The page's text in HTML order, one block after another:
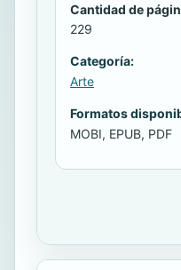
Cantidad de
229
Categoría:
Arte
Formatos
MOBI, EPUB, PDF